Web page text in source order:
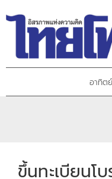
อาทิต
ขึ้นทะเบียนโ